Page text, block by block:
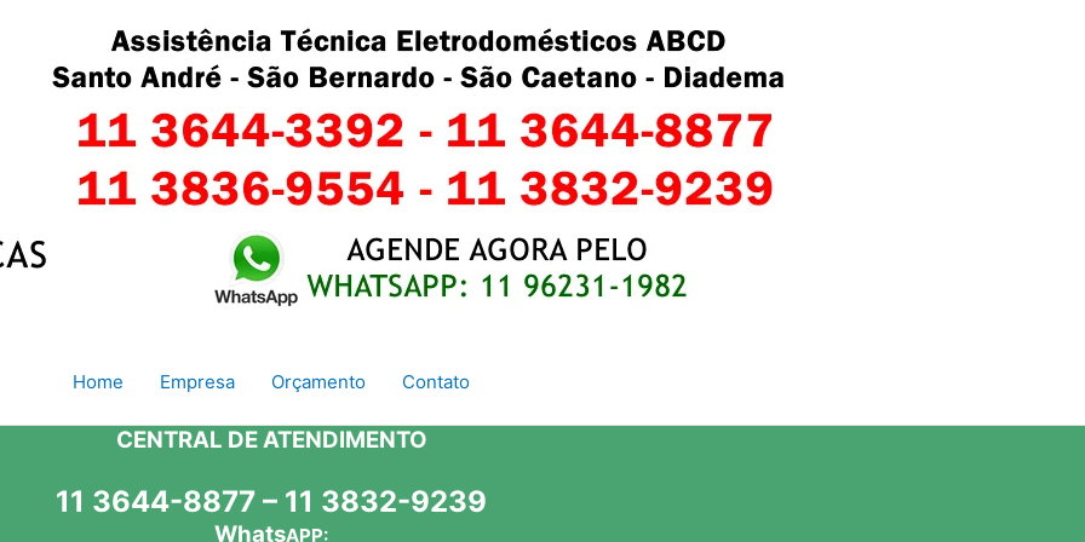
Home Empresa Orçamento Contato
CENTRAL DE ATENDIMENTO
11 3644-8877 – 11 3832-9239
WhatsAPP: